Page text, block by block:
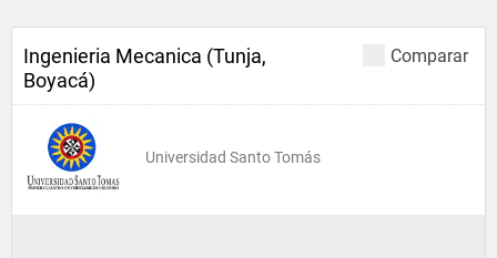
Comparar
Ingenieria Mecanica (Tunja,
Boyacá)
Universidad Santo Tomás